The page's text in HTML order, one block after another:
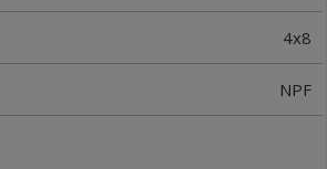
4x8
NPF